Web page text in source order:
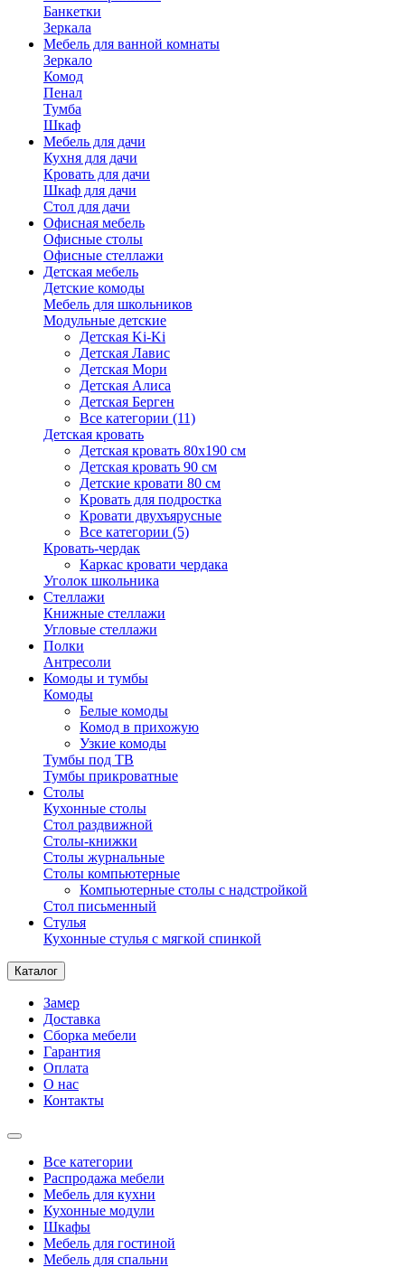
Банкетки
Зеркала
Мебель для ванной комнаты
Зеркало
Комод
Пенал
Тумба
Шкаф
Мебель для дачи
Кухня для дачи
Кровать для дачи
Шкаф для дачи
Стол для дачи
Офисная мебель
Офисные столы
Офисные стеллажи
Детская мебель
Детские комоды
Мебель для школьников
Модульные детские
Детская Ki-Ki
Детская Лавис
Детская Мори
Детская Алиса
Детская Берген
Все категории (11)
Детская кровать
Детская кровать 80х190 см
Детская кровать 90 см
Детские кровати 80 см
Кровать для подростка
Кровати двухъярусные
Все категории (5)
Кровать-чердак
Каркас кровати чердака
Уголок школьника
Стеллажи
Книжные стеллажи
Угловые стеллажи
Полки
Антресоли
Комоды и тумбы
Комоды
Белые комоды
Комод в прихожую
Узкие комоды
Тумбы под ТВ
Тумбы прикроватные
Столы
Кухонные столы
Стол раздвижной
Столы-книжки
Столы журнальные
Столы компьютерные
Компьютерные столы с надстройкой
Стол письменный
Стулья
Кухонные стулья с мягкой спинкой
Каталог
Замер
Доставка
Сборка мебели
Гарантия
Оплата
О нас
Контакты
Все категории
Распродажа мебели
Мебель для кухни
Кухонные модули
Шкафы
Мебель для гостиной
Мебель для спальни